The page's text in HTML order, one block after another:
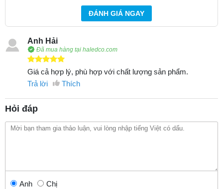
ĐÁNH GIÁ NGAY
Anh Hải
Đã mua hàng tại haledco.com
Giá cả hợp lý, phù hợp với chất lượng sản phẩm.
Trả lời
Thích
Hỏi đáp
Anh Chị